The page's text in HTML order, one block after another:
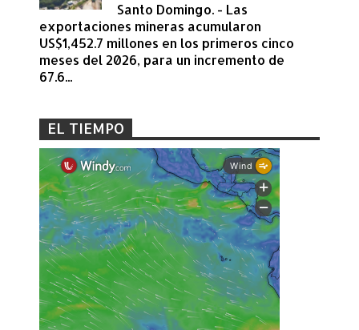
Santo Domingo. - Las
exportaciones mineras acumularon
US$1,452.7 millones en los primeros cinco
meses del 2026, para un incremento de
67.6...
EL TIEMPO